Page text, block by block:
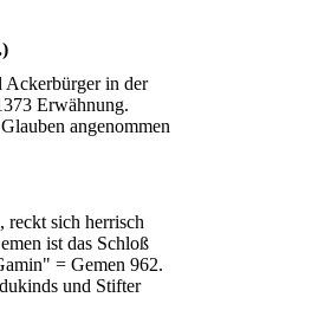
Ackerbürger in der
Erwähnung.
angenommen
reckt sich herrisch
ist das Schloß
= Gemen 962.
und Stifter